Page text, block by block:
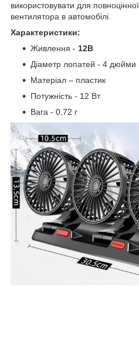
використовувати для
вентилятора в автомобілі.
Характеристики:
Живлення - 12В
Діаметр лопатей - 4 дюйми
Матеріал – пластик
Потужність - 12 Вт
Вага - 0,72 г